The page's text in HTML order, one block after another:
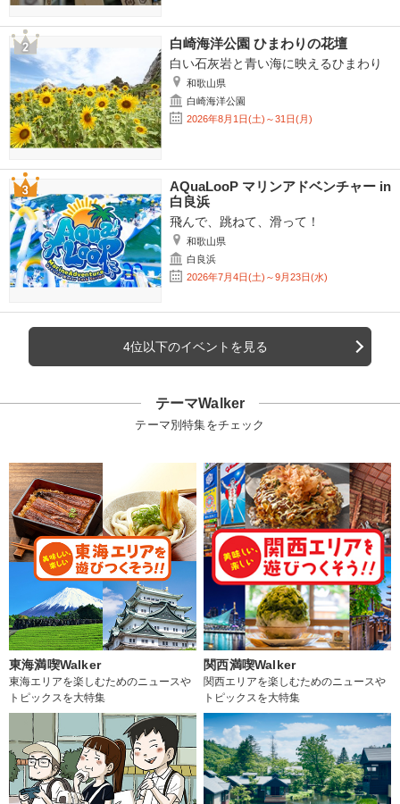
白崎海洋公園 ひまわりの花壇
白い石灰岩と青い海に映えるひまわり
和歌山県
白崎海洋公園
2026年8月1日(土)～31日(月)
AQuaLooP マリンアドベンチャー in
白良浜
飛んで、跳ねて、滑って！
和歌山県
白良浜
2026年7月4日(土)～9月23日(水)
4位以下のイベントを見る
テーマWalker
テーマ別特集をチェック
東海満喫Walker
東海エリアを楽しむためのニュースや
トピックスを大特集
関西満喫Walker
関西エリアを楽しむためのニュースや
トピックスを大特集